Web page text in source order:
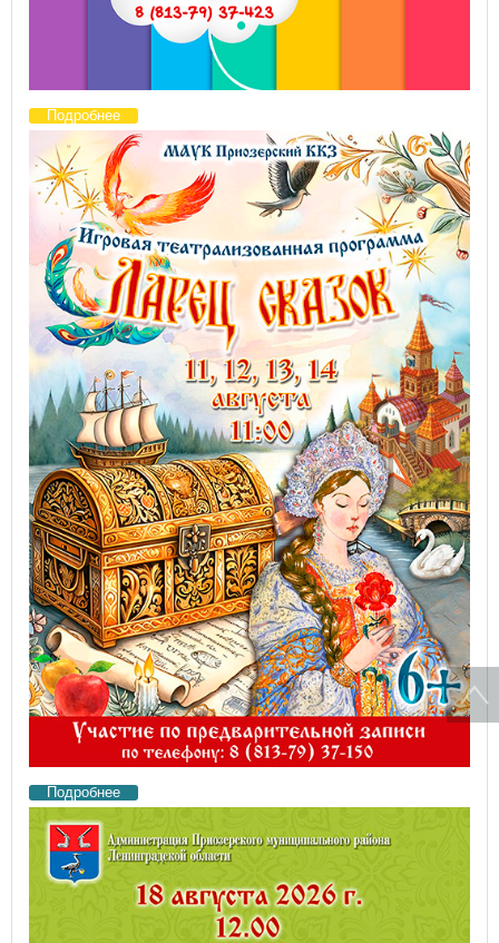
Подробнее
Подробнее